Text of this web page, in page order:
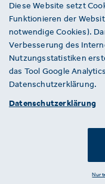
Entsorgungs-, Wasser-
Kreislaufwirtschaft e. V.
Von-der-Heydt-Straße 2
D 10785 Berlin
Sie haben einen Fehler
gefunden? Ihnen ist ein
aufgefallen? Wir freuen
Diese Website setzt
Funktionieren der
notwendige Cookies).
Verbesserung des
Nutzungsstatistiken
das Tool Google
Datenschutzerklärung.
Datenschutzerklärung
Nur